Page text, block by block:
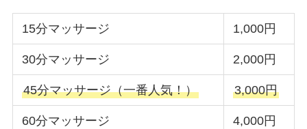
15分マッサージ 1,000円
30分マッサージ 2,000円
45分マッサージ（一番人気！） 3,000円
60分マッサージ 4,000円